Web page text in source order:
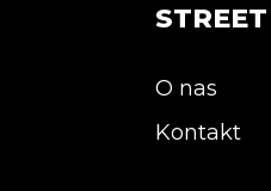
O nas
Kontakt